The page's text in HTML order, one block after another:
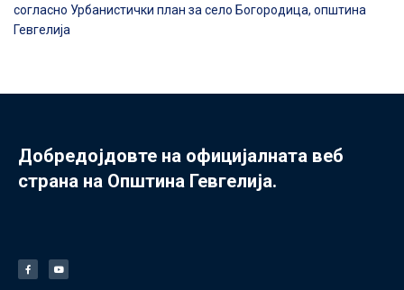
согласно Урбанистички план за село Богородица, општина
Гевгелија
Добредојдовте на официјалната веб
страна на Општина Гевгелија.